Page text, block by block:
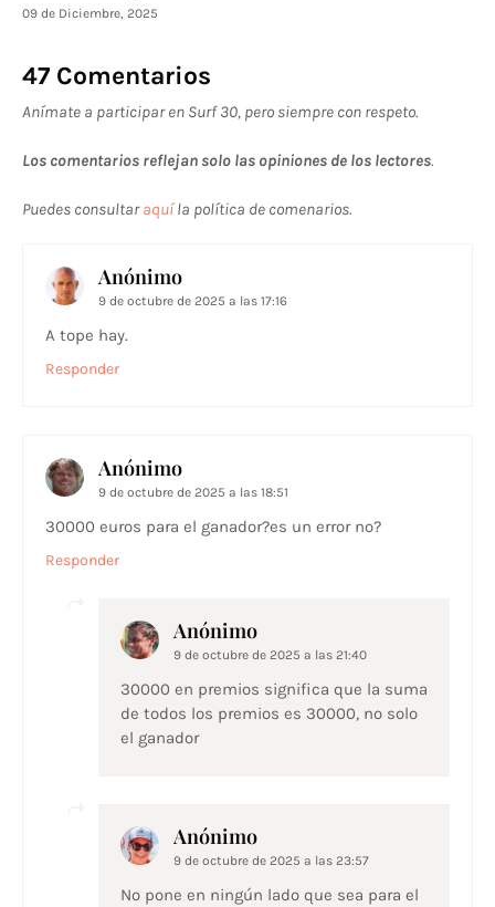
09 de Diciembre, 2025
47 Comentarios
Anímate a participar en Surf 30, pero siempre con respeto.
Los comentarios reflejan solo las opiniones de los lectores.
Puedes consultaraquíla política de comenarios.
Anónimo
9 de octubre de 2025 a las 17:16
A tope hay.
Responder
Anónimo
9 de octubre de 2025 a las 18:51
30000 euros para el ganador?es un error no?
Responder
Anónimo
9 de octubre de 2025 a las 21:40
30000 en premios significa que la suma
de todos los premios es 30000, no solo
el ganador
Anónimo
9 de octubre de 2025 a las 23:57
No pone en ningún lado que sea para el